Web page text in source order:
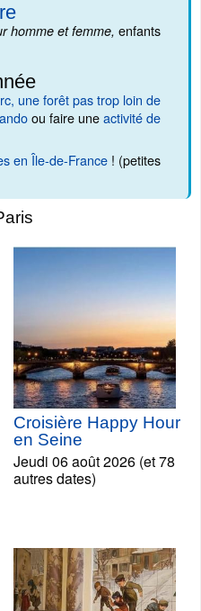
homme et femme, enfants
une forêt pas trop loin de
ou faire uneactivité de
en Île-de-France ! (petites
Croisière Happy Hour
en Seine
Jeudi 06 août 2026 (et 78
autres dates)